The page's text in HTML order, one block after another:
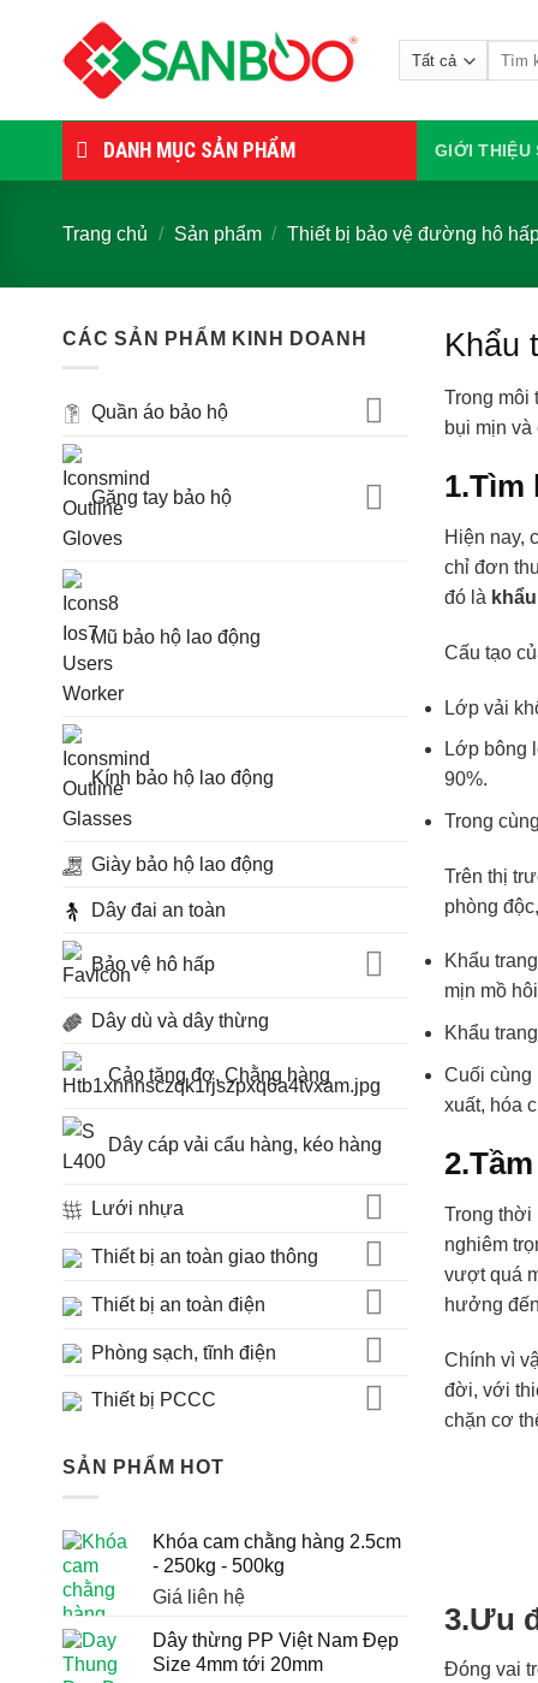
DANH MỤC SẢN PHẨM GIỚI THIỆU
Trang chủ / Sản phẩm / Thiết bị bảo vệ đường hô
CÁC SẢN PHẨM KINH DOANH
Quần áo bảo hộ
Găng tay bảo hộ
Mũ bảo hộ lao động
Kính bảo hộ lao động
Giày bảo hộ lao động
Dây đai an toàn
Bảo vệ hô hấp
Dây dù và dây thừng
Cảo tăng đơ, Chằng hàng
Dây cáp vải cẩu hàng, kéo hàng
Lưới nhựa
Thiết bị an toàn giao thông
Thiết bị an toàn điện
Phòng sạch, tĩnh điện
Thiết bị PCCC
SẢN PHẨM HOT
Khóa cam chằng hàng 2.5cm
- 250kg - 500kg
Giá liên hệ
Dây thừng PP Việt Nam Đẹp
Size 4mm tới 20mm
Khẩu
Trong môi
bụi mịn
1.Tìm
Hiện nay,
chỉ đơn
đó là
Cấu tạo
Lớp vải
Lớp bông
90%.
Trong
Trên thị
phòng
Khẩu
mịn mồ
Khẩu
Cuối cùng
xuất, hóa
Trong thời
nghiêm
vượt quá
hưởng
Chính vì
đời, với
chặn cơ
3.Ưu
Đóng vai